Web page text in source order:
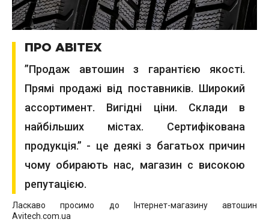
ПРО АВІТЕХ
”Продаж автошин з гарантією якості.
Прямі продажі від поставників. Широкий
ассортимент. Вигідні ціни. Склади в
найбільших містах. Сертифікована
продукція.” - це деякі з багатьох причин
чому обирають нас, магазин с високою
репутацією.
Ласкаво просимо до Інтернет-магазину автошин
Avitech.com.ua